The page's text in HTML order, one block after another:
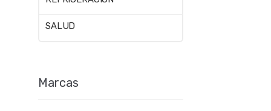
SALUD
Marcas